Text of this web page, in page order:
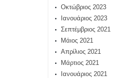
Οκτώβριος 2023
Ιανουάριος 2023
Σεπτέμβριος 2021
Μάιος 2021
Απρίλιος 2021
Μάρτιος 2021
Ιανουάριος 2021